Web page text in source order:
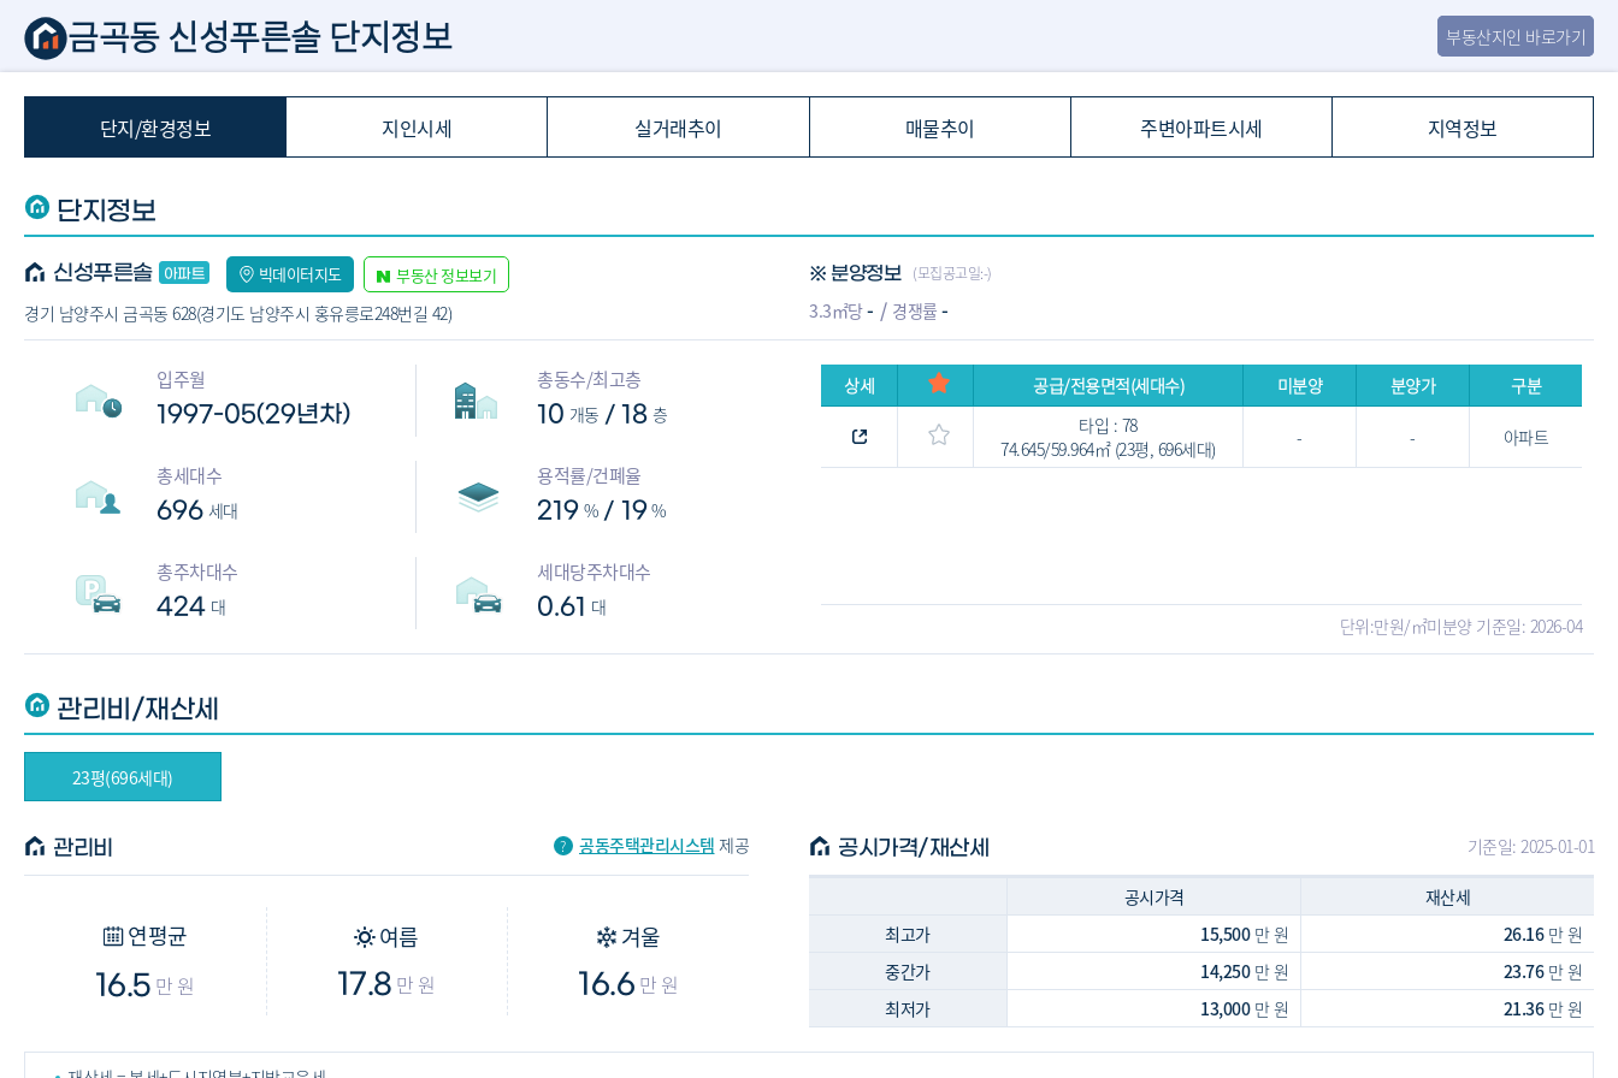
금곡동 신성푸른솔 단지정보 부동산지인 바로가기
단지/환경정보 지인시세 실거래추이 매물추이 주변아파트시세 지역정보
단지정보
신성푸른솔 빅데이터지도 부동산 정보보기
경기 남양주시 금곡동 628(경기도 남양주시 홍유릉로248번길 42)
※ 분양정보 (모집공고일:-)
3.3㎡당- 경쟁률 -
입주월
1997-05(29년차)
총동수/최고층
10 개동 / 18 층
총세대수
696 세대
용적률/건폐율
219 % / 19%
총주차대수
424 대
세대당주차대수
0.61 대
상세 공급/전용면적(세대수) 미분양 분양가
구분
타입 : 78
74.645/59.964㎡ (23평, 696세대)
- - 아파트
단위:만원/㎡미분양 기준일: 2026-04
관리비/재산세
23평(696세대)
관리비 공동주택관리시스템 제공
연평균
16.5 만 원
여름
17.8 만 원
겨울
16.6 만 원
공시가격/재산세 기준일: 2025-01-01
공시가격
재산세
최고가
15,500만 원 26.16만 원
중간가
14,250만 원 23.76만 원
최저가
13,000만 원 21.36만 원